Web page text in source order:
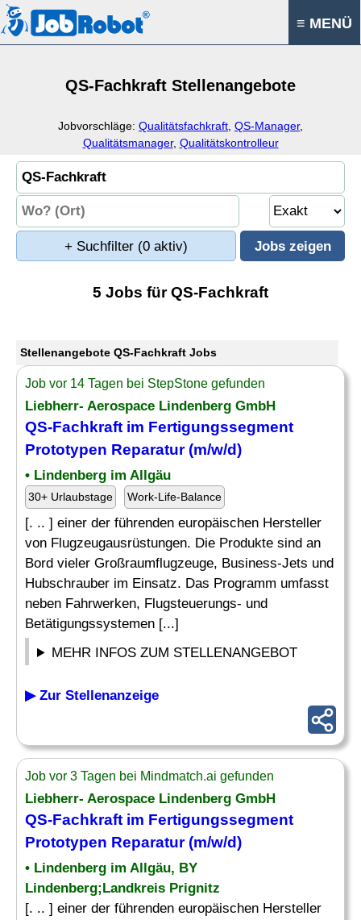
≡ MENÜ
QS-Fachkraft Stellenangebote
Jobvorschläge: Qualitätsfachkraft QS-Manager,
Qualitätsmanager, Qualitätskontrolleur
+ Suchfilter (0 aktiv)
5 Jobs für QS-Fachkraft
Stellenangebote QS-Fachkraft Jobs
Job vor 14 Tagen bei StepStone gefunden
Liebherr- Aerospace Lindenberg GmbH
QS-Fachkraft im Fertigungssegment
Prototypen Reparatur (m/w/d)
• Lindenberg im Allgäu
30+ Urlaubstage Work-Life-Balance
[. .. ] einer der führenden europäischen Hersteller
von Flugzeugausrüstungen. Die Produkte sind an
Bord vieler Großraumflugzeuge, Business-Jets und
Hubschrauber im Einsatz. Das Programm umfasst
neben Fahrwerken, Flugsteuerungs- und
Betätigungssystemen [...]
MEHR INFOS ZUM STELLENANGEBOT
▶ Zur Stellenanzeige
Job vor 3 Tagen bei Mindmatch.ai gefunden
Liebherr- Aerospace Lindenberg GmbH
QS-Fachkraft im Fertigungssegment
Prototypen Reparatur (m/w/d)
• Lindenberg im Allgäu, BY
Lindenberg;Landkreis Prignitz
[. .. ] einer der führenden europäischen Hersteller